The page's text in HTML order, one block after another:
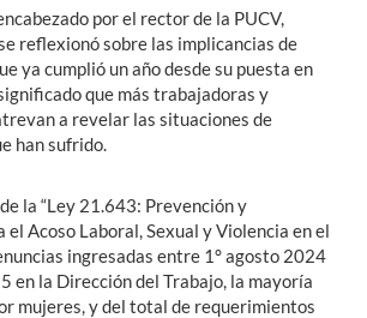
por el rector de la PUCV,
reflexionó sobre las implicancias de
ya cumplió un año desde su puesta en
que más trabajadoras y
a revelar las situaciones de
han sufrido.
la “Ley 21.643: Prevención y
Acoso Laboral, Sexual y Violencia en el
ingresadas entre 1° agosto 2024
en la Dirección del Trabajo, la mayoría
mujeres, y del total de requerimientos